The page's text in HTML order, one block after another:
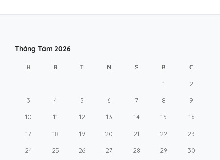
Tháng Tám 2026
H B T N S B C
1
2
3
4 5 6 7 8
9
10
11 12 13 14 15
16
17
18 19 20 21 22
23
24
25 26 27 28 29
30